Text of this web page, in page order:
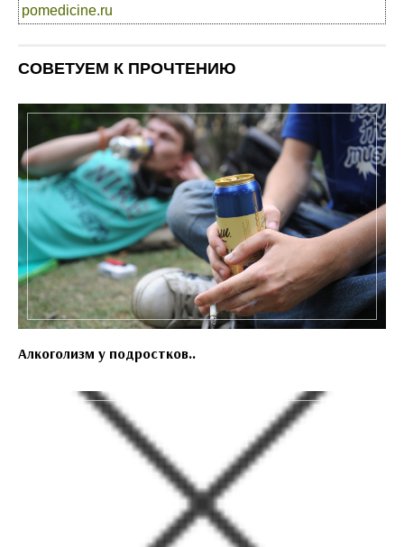
pomedicine.ru
СОВЕТУЕМ К ПРОЧТЕНИЮ
Алкоголизм у подростков..